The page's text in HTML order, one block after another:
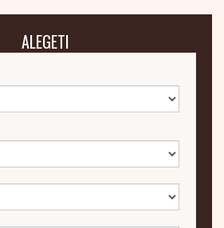
ALEGETI